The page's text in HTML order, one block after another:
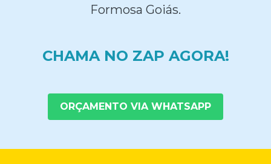
Formosa Goiás.
CHAMA NO ZAP AGORA!
ORÇAMENTO VIA WHATSAPP